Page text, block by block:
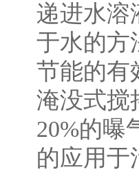
递进水溶
于水的方
节能的有
淹没式搅
20%的曝
的应用于